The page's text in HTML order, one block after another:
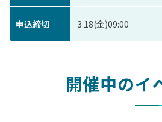
申込締切 3.18(金)09:00
開催中のイ